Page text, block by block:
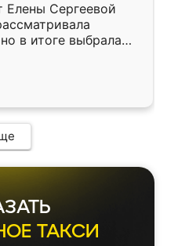
Елены Сергеевой
в итоге выбрала
условия, потом
спокойно объяснил
в срок, с
свое место без
Качеством осталась
так, как и ожидала.
ТАКСИ